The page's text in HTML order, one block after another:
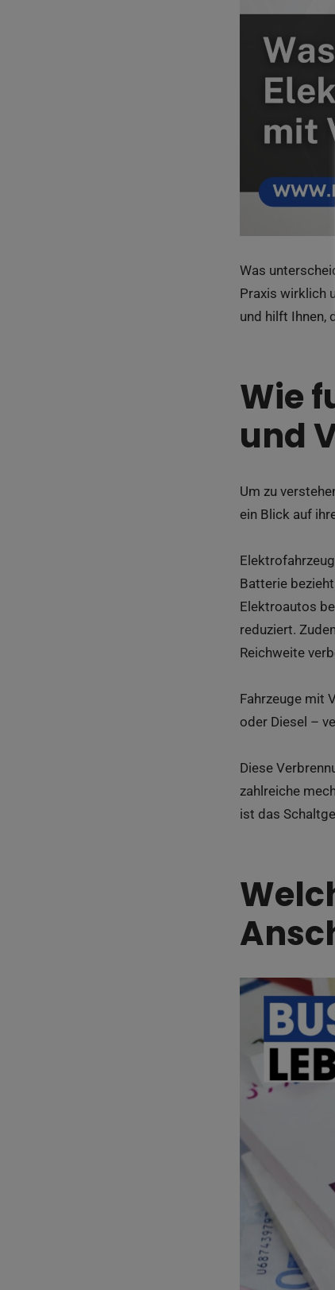
Was
Praxis wirklich
und hilft Ihnen,
Wie
und
Um zu
ein Blick auf
Batterie
Elektroautos
reduziert.
Reichweite
Fahrzeuge mit
oder Diesel –
Diese
zahlreiche
ist das